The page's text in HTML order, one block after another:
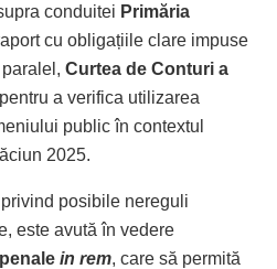
conduitei Primăria
cu obligațiile clare impuse
Curtea de Conturi a
a verifica utilizarea
public în contextul
2025.
posibile nereguli
este avută în vedere
in rem, care să permită